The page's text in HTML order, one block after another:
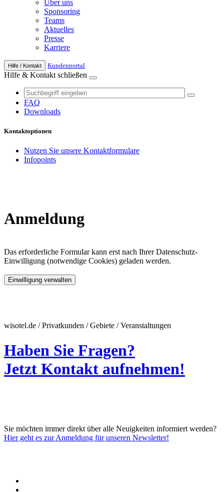
Über uns
Sponsoring
Teams
Aktuelles
Presse
Karriere
Hilfe / Kontakt Kunden­portal
Hilfe & Kontakt schließen
FAQ
Downloads
Kontaktoptionen
Nutzen Sie unsere Kontaktformulare
Infopoints
Anmeldung
Das erforderliche Formular kann erst nach Ihrer Datenschutz-
Einwilligung (notwendige Cookies) geladen werden.
Einwilligung verwalten
wisotel.de / Privatkunden / Gebiete / Veranstaltungen
Haben Sie Fragen?
Jetzt Kontakt aufnehmen!
Sie möchten immer direkt über alle Neuigkeiten informiert werden?
Hier geht es zur Anmeldung für unseren Newsletter!